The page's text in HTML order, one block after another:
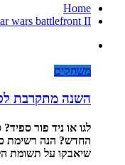
Home
wars battlefront II
משחקים
השנה מתקרבת
החדש? הנה רשימת
שיאבקו על תשומת